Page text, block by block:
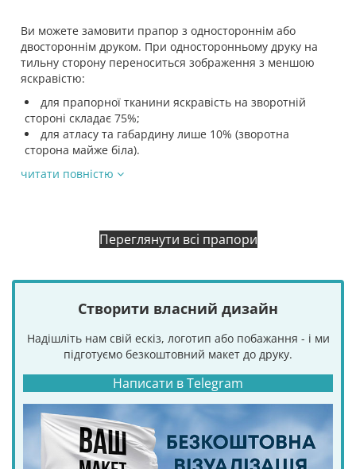
Ви можете замовити прапор з одностороннім або
двостороннім друком. При односторонньому друку на
тильну сторону переноситься зображення з меншою
яскравістю:
для прапорної тканини яскравість на зворотній
стороні складає 75%;
для атласу та габардину лише 10% (зворотна
сторона майже біла).
читати повністю
Переглянути всі прапори
Створити власний дизайн
Надішліть нам свій ескіз, логотип або побажання - і ми
підготуємо безкоштовний макет до друку.
Написати в Telegram